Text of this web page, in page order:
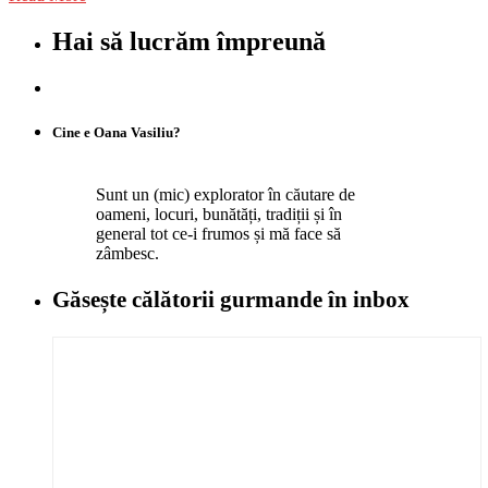
Hai să lucrăm împreună
Cine e Oana Vasiliu?
Sunt un (mic) explorator în căutare de
oameni, locuri, bunătăți, tradiții și în
general tot ce-i frumos și mă face să
zâmbesc.
Găsește călătorii gurmandeîn inbox